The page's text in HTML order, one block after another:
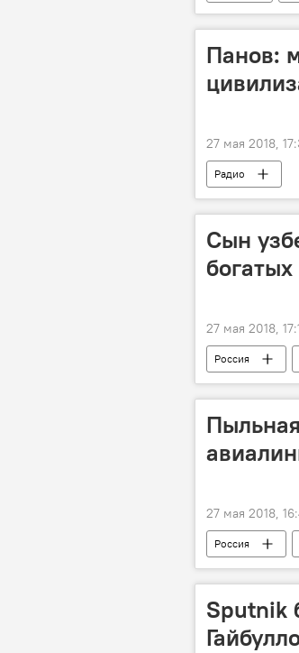
Панов:
27 мая 2018,
Радио
Сын
27 мая 2018,
Россия
ЦСКА
27 мая 2018,
Россия
Центральная
Sputnik